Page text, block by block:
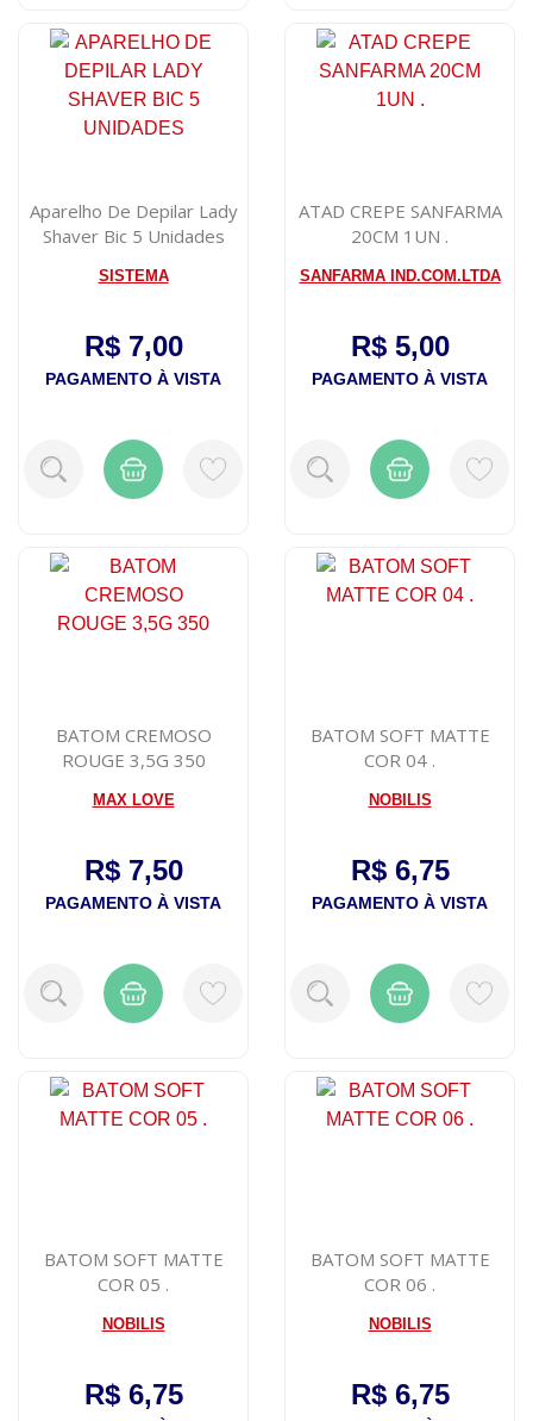
Aparelho De Depilar Lady
Shaver Bic 5 Unidades
SISTEMA
R$ 7,00
PAGAMENTO À VISTA
ATAD CREPE SANFARMA
20CM 1UN .
SANFARMA IND.COM.LTDA
R$ 5,00
PAGAMENTO À VISTA
BATOM CREMOSO
ROUGE 3,5G 350
MAX LOVE
R$ 7,50
PAGAMENTO À VISTA
BATOM SOFT MATTE
COR 04 .
NOBILIS
R$ 6,75
PAGAMENTO À VISTA
BATOM SOFT MATTE
COR 05 .
NOBILIS
R$ 6,75
BATOM SOFT MATTE
COR 06 .
NOBILIS
R$ 6,75